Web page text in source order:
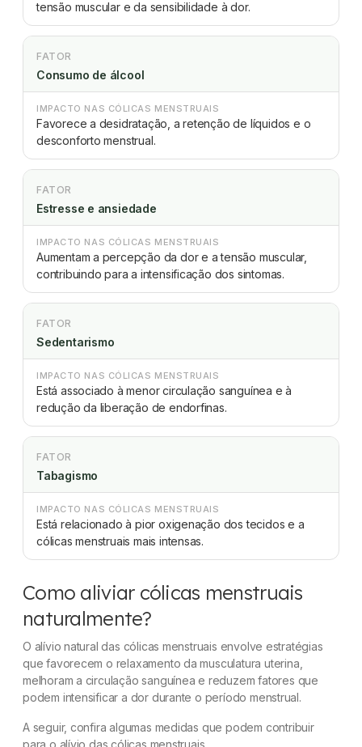
tensão muscular e da sensibilidade à dor.
FATOR
Consumo de álcool
IMPACTO NAS CÓLICAS MENSTRUAIS
Favorece a desidratação, a retenção de líquidos e o
desconforto menstrual.
FATOR
Estresse e ansiedade
IMPACTO NAS CÓLICAS MENSTRUAIS
Aumentam a percepção da dor e a tensão muscular,
contribuindo para a intensificação dos sintomas.
FATOR
Sedentarismo
IMPACTO NAS CÓLICAS MENSTRUAIS
Está associado à menor circulação sanguínea e à
redução da liberação de endorfinas.
FATOR
Tabagismo
IMPACTO NAS CÓLICAS MENSTRUAIS
Está relacionado à pior oxigenação dos tecidos e a
cólicas menstruais mais intensas.
Como aliviar cólicas menstruais
naturalmente?
O alívio natural das cólicas menstruais envolve estratégias
que favorecem o relaxamento da musculatura uterina,
melhoram a circulação sanguínea e reduzem fatores que
podem intensificar a dor durante o período menstrual.
A seguir, confira algumas medidas que podem contribuir